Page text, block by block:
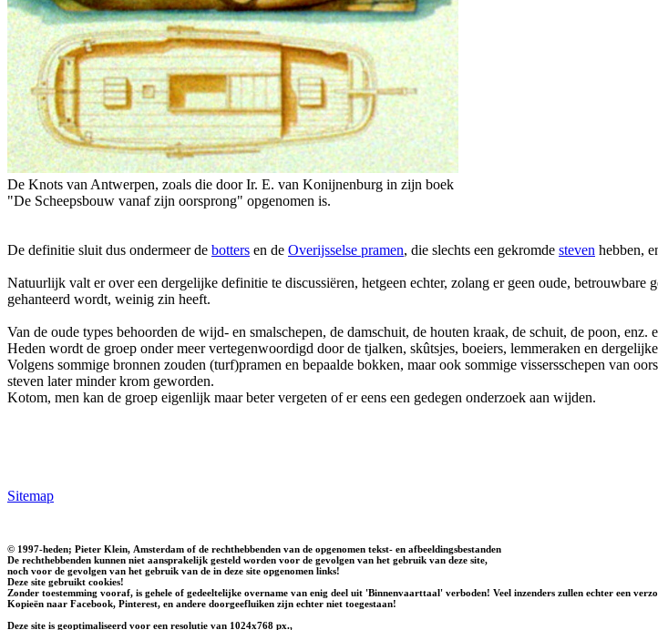
De Knots van Antwerpen, zoals die door Ir. E. van Konijnenburg in zijn boek
"De Scheepsbouw vanaf zijn oorsprong" opgenomen is.
De definitie sluit dus ondermeer de botters en de Overijsselse pramen, die slechts een gekromde steven hebben,
Natuurlijk valt er over een dergelijke definitie te discussiëren, hetgeen echter, zolang er geen oude,
gehanteerd wordt, weinig zin heeft.
Van de oude types behoorden de wijd- en smalschepen, de damschuit, de houten kraak, de schuit, de poon, enz.
Heden wordt de groep onder meer vertegenwoordigd door de tjalken, skûtsjes, boeiers, lemmeraken en
Volgens sommige bronnen zouden (turf)pramen en bepaalde bokken, maar ook sommige vissersschepen van
steven later minder krom geworden.
Kotom, men kan de groep eigenlijk maar beter vergeten of er eens een gedegen onderzoek aan wijden.
Sitemap
© 1997-heden; Pieter Klein, Amsterdam of de rechthebbenden van de opgenomen tekst- en afbeeldingsbestanden
De rechthebbenden kunnen niet aansprakelijk gesteld worden voor de gevolgen van het gebruik van deze site,
noch voor de gevolgen van het gebruik van de in deze site opgenomen links!
Deze site gebruikt cookies!
Zonder toestemming vooraf, is gehele of gedeeltelijke overname van enig deel uit 'Binnenvaarttaal' verboden! Veel inzenders zullen echter een
Kopieën naar Facebook, Pinterest, en andere doorgeefluiken zijn echter niet toegestaan!
Deze site is geoptimaliseerd voor een resolutie van 1024x768 px.,